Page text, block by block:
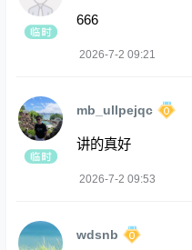
666
2026-7-2 09:21
mb_ullpejqc
讲的真好
2026-7-2 09:53
wdsnb